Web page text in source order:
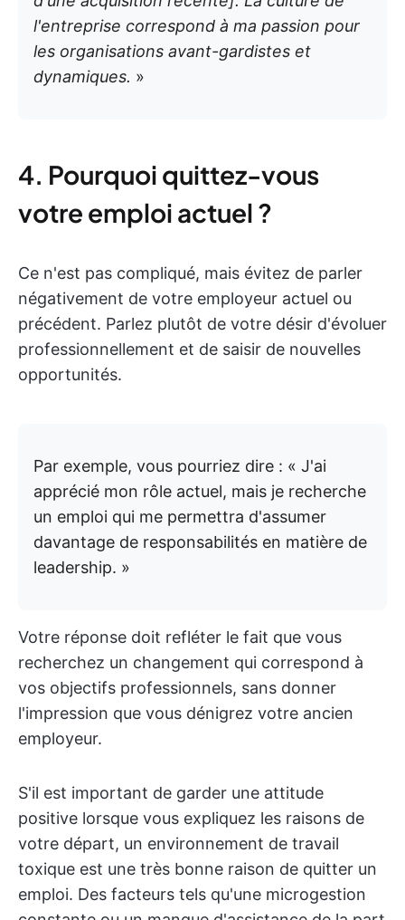
l'entreprise correspond à ma passion pour
les organisations avant-gardistes et
dynamiques. »
4. Pourquoi quittez-vous
votre emploi actuel ?
Ce n'est pas compliqué, mais évitez de parler
négativement de votre employeur actuel ou
précédent. Parlez plutôt de votre désir d'évoluer
professionnellement et de saisir de nouvelles
opportunités.
Par exemple, vous pourriez dire : « J'ai
apprécié mon rôle actuel, mais je recherche
un emploi qui me permettra d'assumer
davantage de responsabilités en matière de
leadership. »
Votre réponse doit refléter le fait que vous
recherchez un changement qui correspond à
vos objectifs professionnels, sans donner
l'impression que vous dénigrez votre ancien
employeur.
S'il est important de garder une attitude
positive lorsque vous expliquez les raisons de
votre départ, un environnement de travail
toxique est une très bonne raison de quitter un
emploi. Des facteurs tels qu'une microgestion